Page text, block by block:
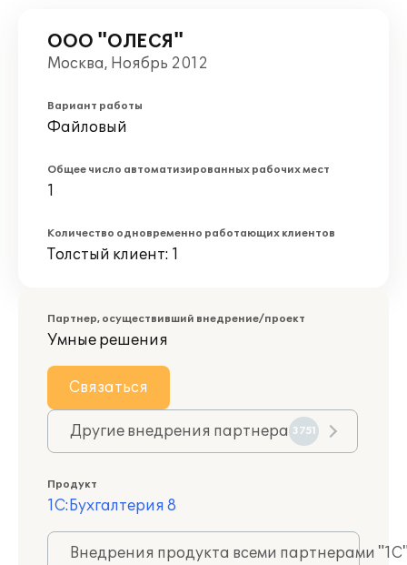
ООО "ОЛЕСЯ"
Москва, Ноябрь 2012
Вариант работы
Файловый
Общее число автоматизированных рабочих мест
1
Количество одновременно работающих клиентов
Толстый клиент: 1
Партнер, осуществивший внедрение/проект
Умные решения
Связаться
Другие внедрения партнера 3751
Продукт
1С:Бухгалтерия 8
Внедрения продукта всеми партнерами